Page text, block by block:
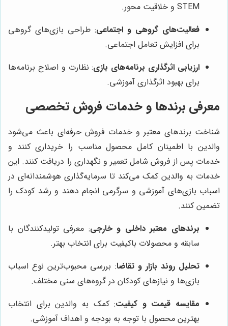
STEM و خلاقیت محور.
فعالیت‌های گروهی و اجتماعی: طراحی بازی‌های گروهی
برای افزایش تعامل اجتماعی.
ارزیابی اثرگذاری برنامه‌های بازی: نظارت و اصلاح برنامه‌ها
برای بهبود اثرگذاری آموزشی.
معرفی برندها و خدمات فروش تخصصی
شناخت برندهای معتبر و خدمات فروش حرفه‌ای باعث می‌شود
والدین با اطمینان کامل محصول مناسب را خریداری کنند و
خدمات پس از فروش شامل تعمیر و نگهداری را دریافت کنند. این
خدمات به والدین کمک می‌کند تا سرمایه‌گذاری هوشمندانه‌ای در
اسباب بازی‌های آموزشی و سرگرمی انجام دهند و رشد کودک را
تضمین کنند.
برندهای معتبر داخلی و خارجی: معرفی تولیدکنندگان با
سابقه و محصولات باکیفیت برای انتخاب بهتر.
تحلیل روند بازار و تقاضا: بررسی محبوب‌ترین نوع اسباب
بازی‌ها و نیازهای کودکان در گروه‌های سنی مختلف.
مقایسه قیمت و کیفیت: کمک به والدین برای انتخاب
بهترین محصول با توجه به بودجه و اهداف آموزشی.